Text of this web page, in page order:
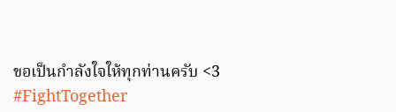
ขอเป็นกำลังใจให้ทุกท่านครับ <3
#FightTogether